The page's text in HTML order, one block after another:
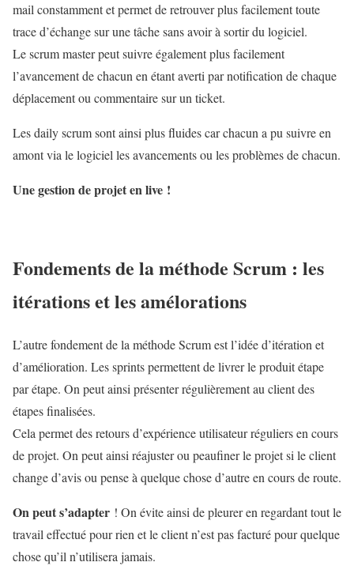
mail constamment et permet de retrouver plus facilement toute
trace d’échange sur une tâche sans avoir à sortir du logiciel.
Le scrum master peut suivre également plus facilement
l’avancement de chacun en étant averti par notification de chaque
déplacement ou commentaire sur un ticket.
Les daily scrum sont ainsi plus fluides car chacun a pu suivre en
amont via le logiciel les avancements ou les problèmes de chacun.
Une gestion de projet en live !
Fondements de la méthode Scrum : les
itérations et les amélorations
L’autre fondement de la méthode Scrum est l’idée d’itération et
d’amélioration. Les sprints permettent de livrer le produit étape
par étape. On peut ainsi présenter régulièrement au client des
étapes finalisées.
Cela permet des retours d’expérience utilisateur réguliers en cours
de projet. On peut ainsi réajuster ou peaufiner le projet si le client
change d’avis ou pense à quelque chose d’autre en cours de route.
On peut s’adapter ! On évite ainsi de pleurer en regardant tout le
travail effectué pour rien et le client n’est pas facturé pour quelque
chose qu’il n’utilisera jamais.